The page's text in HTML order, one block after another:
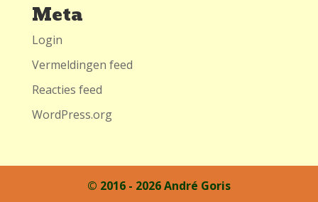
Meta
Login
Vermeldingen feed
Reacties feed
WordPress.org
© 2016 - 2026 André Goris